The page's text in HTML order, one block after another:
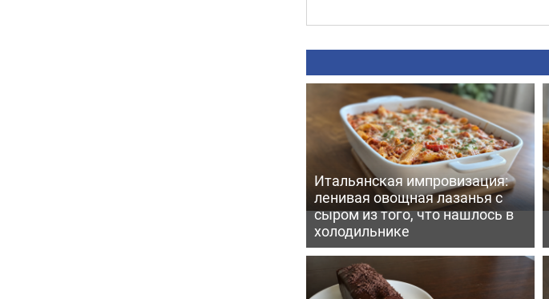
Итальянская импровизация:
ленивая овощная лазанья с
сыром из того, что нашлось в
холодильнике